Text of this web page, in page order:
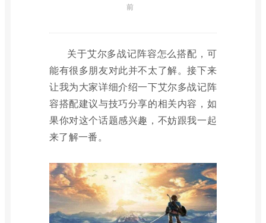
前
关于艾尔多战记阵容怎么搭配，可
能有很多朋友对此并不太了解。接下来
让我为大家详细介绍一下艾尔多战记阵
容搭配建议与技巧分享的相关内容，如
果你对这个话题感兴趣，不妨跟我一起
来了解一番。